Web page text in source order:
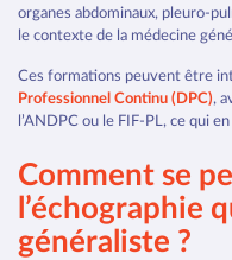
organes abdominaux, pleuro-
le contexte de la médecine
Ces formations peuvent être
Professionnel Continu (DPC),
l’ANDPC ou le FIF-PL, ce qui
Comment se
l’échographie
généraliste ?